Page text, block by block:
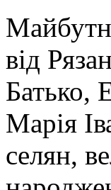
від
Батько,
Марія
селян,